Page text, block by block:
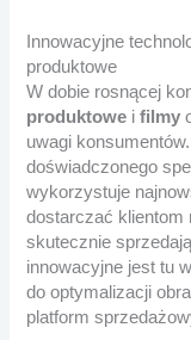
Innowacyjne
produktowe
W dobie rosnącej
produktowe ifilmy
uwagi
doświadczonego
wykorzystuje
dostarczać klientom
skutecznie
innowacyjne jest tu
do optymalizacji
platform